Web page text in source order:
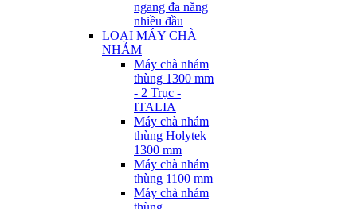
ngang đa năng
nhiều đầu
LOẠI MÁY CHÀ
NHÁM
Máy chà nhám
thùng 1300 mm
- 2 Trục -
ITALIA
Máy chà nhám
thùng Holytek
1300 mm
Máy chà nhám
thùng 1100 mm
Máy chà nhám